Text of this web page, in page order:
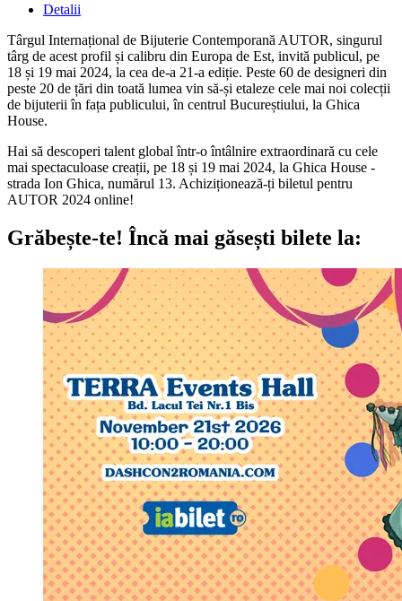
Detalii
Târgul Internațional de Bijuterie Contemporană AUTOR, singurul
târg de acest profil și calibru din Europa de Est, invită publicul, pe
18 și 19 mai 2024, la cea de-a 21-a ediție. Peste 60 de designeri din
peste 20 de țări din toată lumea vin să-și etaleze cele mai noi colecții
de bijuterii în fața publicului, în centrul Bucureștiului, la Ghica
House.
Hai să descoperi talent global într-o întâlnire extraordinară cu cele
mai spectaculoase creații, pe 18 și 19 mai 2024, la Ghica House -
strada Ion Ghica, numărul 13. Achiziționează-ți biletul pentru
AUTOR 2024 online!
Grăbește-te! Încă mai găsești bilete la: